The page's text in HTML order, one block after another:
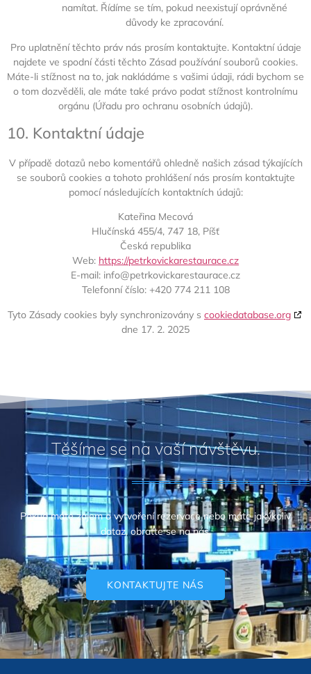
namítat. Řídíme se tím, pokud neexistují oprávněné
důvody ke zpracování.
Pro uplatnění těchto práv nás prosím kontaktujte. Kontaktní údaje
najdete ve spodní části těchto Zásad používání souborů cookies.
Máte-li stížnost na to, jak nakládáme s vašimi údaji, rádi bychom se
o tom dozvěděli, ale máte také právo podat stížnost kontrolnímu
orgánu (Úřadu pro ochranu osobních údajů).
10. Kontaktní údaje
V případě dotazů nebo komentářů ohledně našich zásad týkajících
se souborů cookies a tohoto prohlášení nás prosím kontaktujte
pomocí následujících kontaktních údajů:
Kateřina Mecová
Hlučínská 455/4, 747 18, Píšť
Česká republika
Web: https://petrkovickarestaurace.cz
E-mail: info@petrkovickarestaurace.cz
Telefonní číslo: +420 774 211 108
Tyto Zásady cookies byly synchronizovány s cookiedatabase.org
dne 17. 2. 2025
Těšíme se na vaší návštěvu.
Pokud máte zájem o vytvoření rezervace nebo máte jakýkoliv
dotaz, obraťte se na nás.
KONTAKTUJTE NÁS